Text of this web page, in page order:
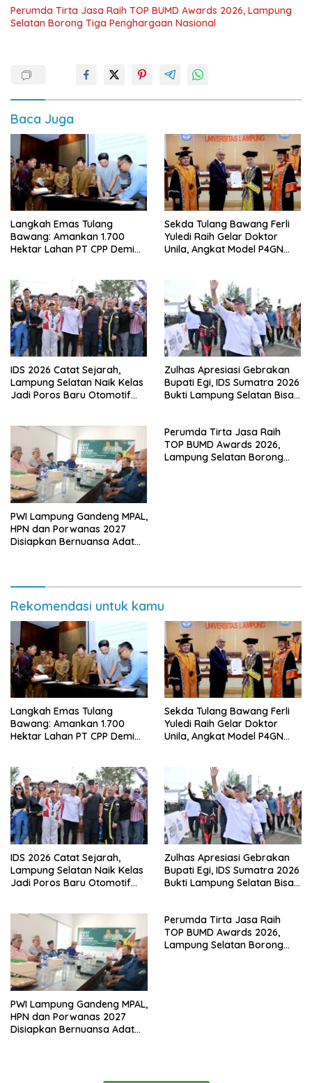
Perumda Tirta Jasa Raih TOP BUMD Awards 2026, Lampung
Selatan Borong Tiga Penghargaan Nasional
Baca Juga
Langkah Emas Tulang
Bawang: Amankan 1.700
Hektar Lahan PT CPP Demi
Sekda Tulang Bawang Ferli
Yuledi Raih Gelar Doktor
Unila, Angkat Model P4GN
IDS 2026 Catat Sejarah,
Lampung Selatan Naik Kelas
Jadi Poros Baru Otomotif
Zulhas Apresiasi Gebrakan
Bupati Egi, IDS Sumatra 2026
Bukti Lampung Selatan Bisa
PWI Lampung Gandeng MPAL,
HPN dan Porwanas 2027
Disiapkan Bernuansa Adat
Perumda Tirta Jasa Raih
TOP BUMD Awards 2026,
Lampung Selatan Borong
Rekomendasi untuk kamu
Langkah Emas Tulang
Bawang: Amankan 1.700
Hektar Lahan PT CPP Demi
Sekda Tulang Bawang Ferli
Yuledi Raih Gelar Doktor
Unila, Angkat Model P4GN
IDS 2026 Catat Sejarah,
Lampung Selatan Naik Kelas
Jadi Poros Baru Otomotif
Zulhas Apresiasi Gebrakan
Bupati Egi, IDS Sumatra 2026
Bukti Lampung Selatan Bisa
PWI Lampung Gandeng MPAL,
HPN dan Porwanas 2027
Disiapkan Bernuansa Adat
Perumda Tirta Jasa Raih
TOP BUMD Awards 2026,
Lampung Selatan Borong